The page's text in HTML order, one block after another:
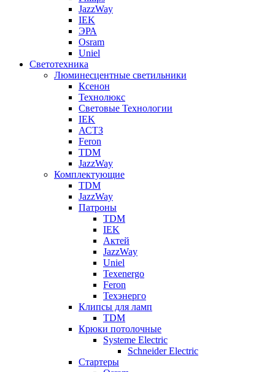
JazzWay
IEK
ЭРА
Osram
Uniel
Светотехника
Люминесцентные светильники
Ксенон
Технолюкс
Световые Технологии
IEK
АСТЗ
Feron
TDM
JazzWay
Комплектующие
TDM
JazzWay
Патроны
TDM
IEK
Актей
JazzWay
Uniel
Texenergo
Feron
Техэнерго
Клипсы для ламп
TDM
Крюки потолочные
Systeme Electric
Schneider Electric
Стартеры